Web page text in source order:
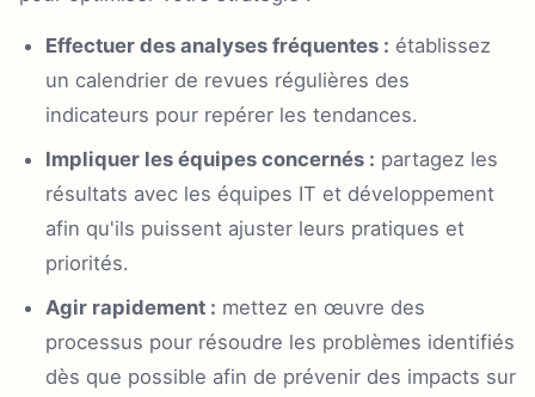
Effectuer des analyses fréquentes : établissez
un calendrier de revues régulières des
indicateurs pour repérer les tendances.
Impliquer les équipes concernés : partagez les
résultats avec les équipes IT et développement
afin qu'ils puissent ajuster leurs pratiques et
priorités.
Agir rapidement : mettez en œuvre des
processus pour résoudre les problèmes identifiés
dès que possible afin de prévenir des impacts sur